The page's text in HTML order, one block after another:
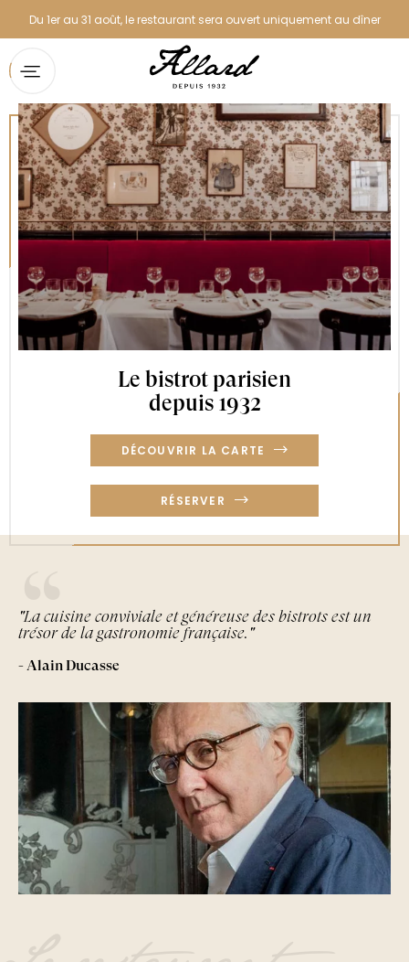
Du 1er au 31 août, le restaurant sera ouvert uniquement au dîner
Accueil
La carte
Réservation
Contact
Privatisation et groupes
Le Restaurant
Actualité
Bons cadeaux
Les autres adresses de la Maison
Le bistrot parisien
depuis 1932
DÉCOUVRIR LA CARTE
RÉSERVER
"La cuisine conviviale et généreuse des bistrots est un
trésor de la gastronomie française."
- Alain Ducasse